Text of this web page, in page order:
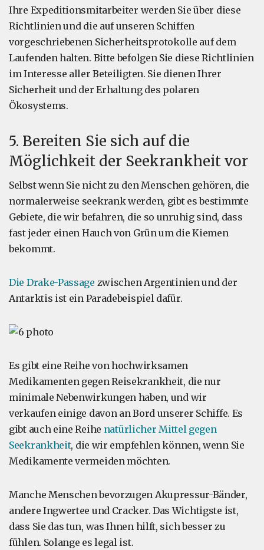
Ihre Expeditionsmitarbeiter werden Sie über diese
Richtlinien und die auf unseren Schiffen
vorgeschriebenen Sicherheitsprotokolle auf dem
Laufenden halten. Bitte befolgen Sie diese Richtlinien
im Interesse aller Beteiligten. Sie dienen Ihrer
Sicherheit und der Erhaltung des polaren
Ökosystems.
5. Bereiten Sie sich auf die
Möglichkeit der Seekrankheit vor
Selbst wenn Sie nicht zu den Menschen gehören, die
normalerweise seekrank werden, gibt es bestimmte
Gebiete, die wir befahren, die so unruhig sind, dass
fast jeder einen Hauch von Grün um die Kiemen
bekommt.
Die Drake-Passage zwischen Argentinien und der
Antarktis ist ein Paradebeispiel dafür.
Es gibt eine Reihe von hochwirksamen
Medikamenten gegen Reisekrankheit, die nur
minimale Nebenwirkungen haben, und wir
verkaufen einige davon an Bord unserer Schiffe. Es
gibt auch eine Reihe natürlicher Mittel gegen
Seekrankheit, die wir empfehlen können, wenn Sie
Medikamente vermeiden möchten.
Manche Menschen bevorzugen Akupressur-Bänder,
andere Ingwertee und Cracker. Das Wichtigste ist,
dass Sie das tun, was Ihnen hilft, sich besser zu
fühlen. Solange es legal ist.